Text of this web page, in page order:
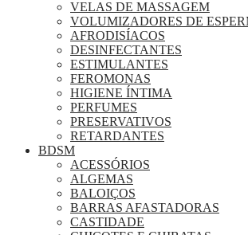
VELAS DE MASSAGEM
VOLUMIZADORES DE
AFRODISÍACOS
DESINFECTANTES
ESTIMULANTES
FEROMONAS
HIGIENE ÍNTIMA
PERFUMES
PRESERVATIVOS
RETARDANTES
BDSM
ACESSÓRIOS
ALGEMAS
BALOIÇOS
BARRAS AFASTADORAS
CASTIDADE